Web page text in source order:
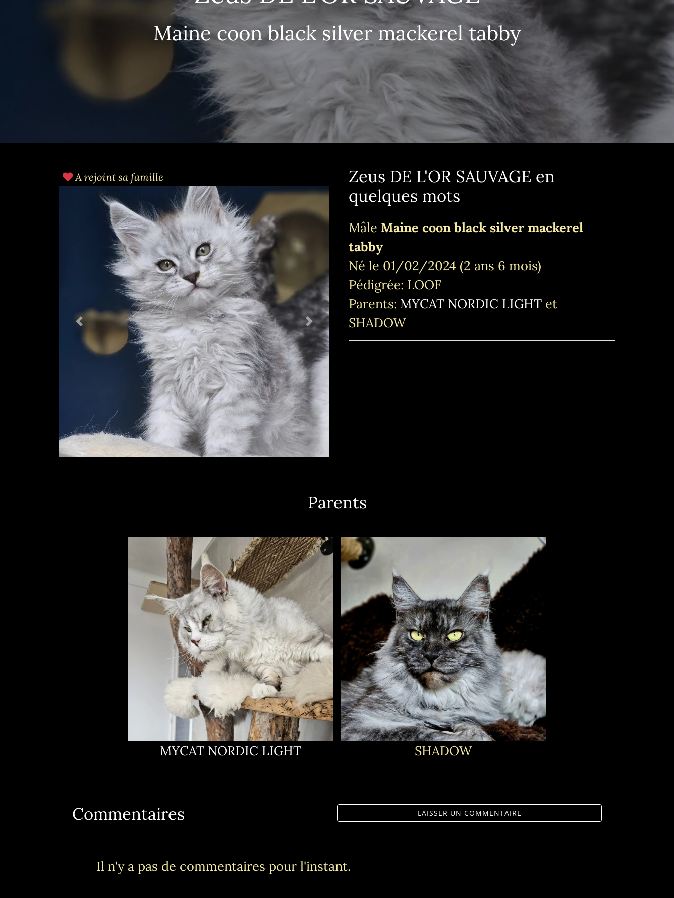
Maine coon black silver mackerel tabby
A rejoint sa famille
Previous Next
Zeus DE L'OR SAUVAGE en
quelques mots
Mâle Maine coon black silver mackerel
tabby
Né le 01/02/2024 (2 ans 6 mois)
Pédigrée: LOOF
Parents: MYCAT NORDIC LIGHT et
SHADOW
Parents
MYCAT NORDIC LIGHT SHADOW
Commentaires LAISSER UN COMMENTAIRE
Il n'y a pas de commentaires pour l'instant.